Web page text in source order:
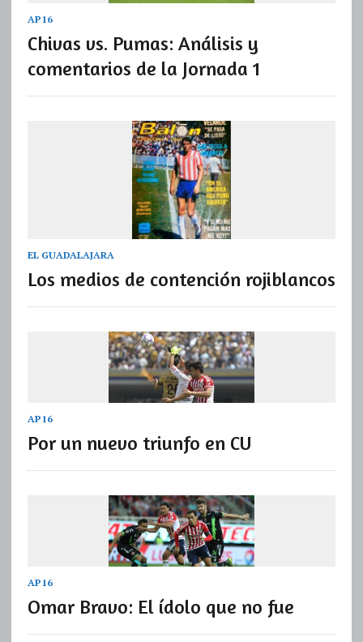
AP16
Chivas vs. Pumas: Análisis y
comentarios de la Jornada 1
EL GUADALAJARA
Los medios de contención rojiblancos
AP16
Por un nuevo triunfo en CU
AP16
Omar Bravo: El ídolo que no fue